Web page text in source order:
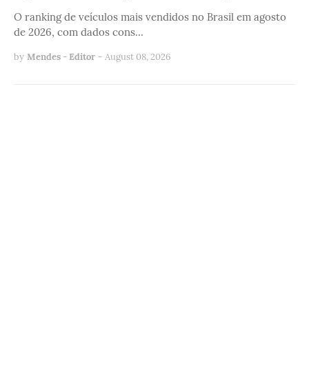
O ranking de veículos mais vendidos no Brasil em agosto
de 2026, com dados cons…
by Mendes - Editor - August 08, 2026